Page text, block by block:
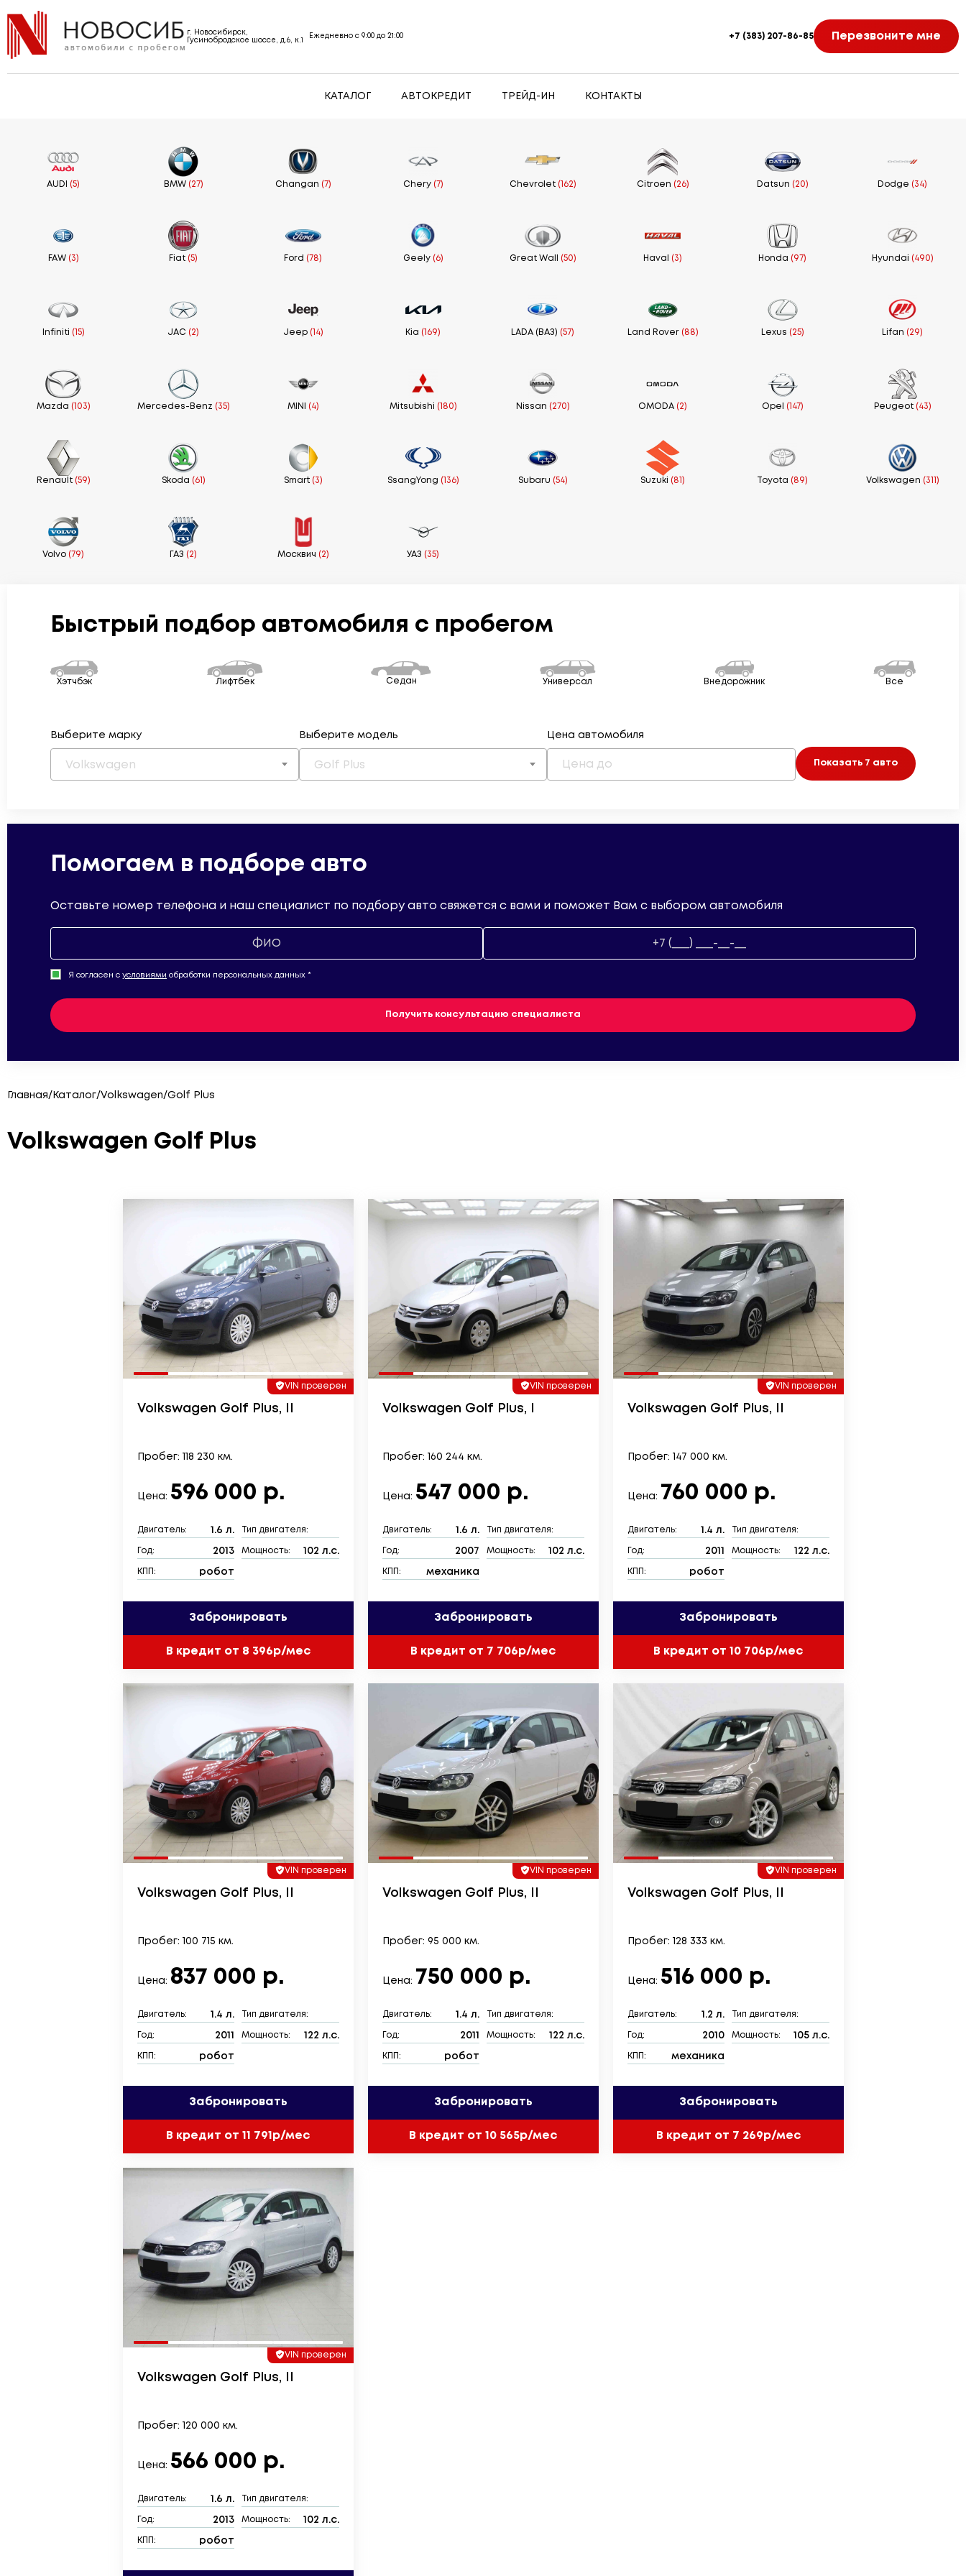
г. Новосибирск,
Гусинобродское шоссе, д.6, к.1
Ежедневно с 9:00 до 21:00 +7 (383) 207-86-85 Перезвоните мне
КАТАЛОГ АВТОКРЕДИТ ТРЕЙД-ИН КОНТАКТЫ
AUDI (5) BMW (27) Changan (7) Chery (7) Chevrolet (162) Citroen (26) Datsun (20) Dodge (34)
FAW (3) Fiat (5) Ford (78) Geely (6) Great Wall (50) Haval (3) Honda (97) Hyundai (490)
Infiniti (15) JAC (2) Jeep (14) Kia (169) LADA (ВАЗ) (57) Land Rover (88) Lexus (25) Lifan (29)
Mazda (103) Mercedes-Benz (35) MINI (4) Mitsubishi (180) Nissan (270) OMODA (2) Opel (147) Peugeot (43)
Renault (59) Skoda (61) Smart (3) SsangYong (136) Subaru (54) Suzuki (81) Toyota (89) Volkswagen (311)
Volvo (79) ГАЗ (2) Москвич (2) УАЗ (35)
Быстрый подбор автомобиля с пробегом
Хэтчбэк Лифтбек Седан Универсал Внедорожник Все
Выберите марку
Volkswagen
Выберите модель
Golf Plus
Цена автомобиля
Показать 7 авто
Помогаем в подборе авто
Оставьте номер телефона и наш специалист по подбору авто свяжется с вами и поможет Вам с выбором автомобиля
Я согласен с условиями обработки персональных данных *
Получить консультацию специалиста
Главная/ Каталог/Volkswagen/Golf Plus
Volkswagen Golf Plus
VIN проверен
Volkswagen Golf Plus, II
Пробег: 118 230 км.
Цена: 596 000 р.
Двигатель: 1.6 л. Тип двигателя:
Год: 2013 Мощность: 102 л.с.
КПП: робот
Забронировать
В кредит от 8 396р/мес
VIN проверен
Volkswagen Golf Plus, I
Пробег: 160 244 км.
Цена: 547 000 р.
Двигатель: 1.6 л. Тип двигателя:
Год: 2007 Мощность: 102 л.с.
КПП: механика
Забронировать
В кредит от 7 706р/мес
VIN проверен
Volkswagen Golf Plus, II
Пробег: 147 000 км.
Цена: 760 000 р.
Двигатель: 1.4 л. Тип двигателя:
Год: 2011 Мощность: 122 л.с.
КПП: робот
Забронировать
В кредит от 10 706р/мес
VIN проверен
Volkswagen Golf Plus, II
Пробег: 100 715 км.
Цена: 837 000 р.
Двигатель: 1.4 л. Тип двигателя:
Год: 2011 Мощность: 122 л.с.
КПП: робот
Забронировать
В кредит от 11 791р/мес
VIN проверен
Volkswagen Golf Plus, II
Пробег: 95 000 км.
Цена: 750 000 р.
Двигатель: 1.4 л. Тип двигателя:
Год: 2011 Мощность: 122 л.с.
КПП: робот
Забронировать
В кредит от 10 565р/мес
VIN проверен
Volkswagen Golf Plus, II
Пробег: 128 333 км.
Цена: 516 000 р.
Двигатель: 1.2 л. Тип двигателя:
Год: 2010 Мощность: 105 л.с.
КПП: механика
Забронировать
В кредит от 7 269р/мес
VIN проверен
Volkswagen Golf Plus, II
Пробег: 120 000 км.
Цена: 566 000 р.
Двигатель: 1.6 л. Тип двигателя:
Год: 2013 Мощность: 102 л.с.
КПП: робот